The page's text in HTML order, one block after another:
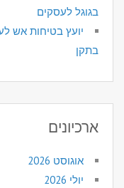
בגוגל לעסקים
יועץ בטיחות אש
בתקן
ארכיונים
אוגוסט 2026
יולי 2026